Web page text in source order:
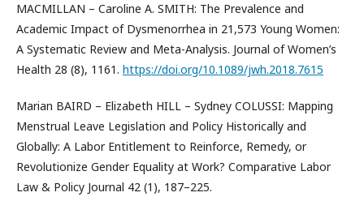
MACMILLAN – Caroline A. SMITH: The Prevalence and
Academic Impact of Dysmenorrhea in 21,573 Young Women:
A Systematic Review and Meta-Analysis. Journal of Women’s
Health 28 (8), 1161. https://doi.org/10.1089/jwh.2018.7615
Marian BAIRD – Elizabeth HILL – Sydney COLUSSI: Mapping
Menstrual Leave Legislation and Policy Historically and
Globally: A Labor Entitlement to Reinforce, Remedy, or
Revolutionize Gender Equality at Work? Comparative Labor
Law & Policy Journal 42 (1), 187–225.